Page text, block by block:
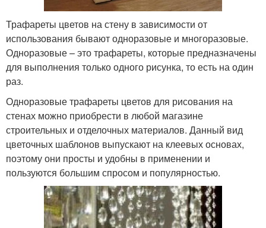
Трафареты цветов на стену в зависимости от
использования бывают одноразовые и многоразовые.
Одноразовые – это трафареты, которые предназначены
для выполнения только одного рисунка, то есть на один
раз.
Одноразовые трафареты цветов для рисования на
стенах можно приобрести в любой магазине
строительных и отделочных материалов. Данный вид
цветочных шаблонов выпускают на клеевых основах,
поэтому они просты и удобны в применении и
пользуются большим спросом и популярностью.